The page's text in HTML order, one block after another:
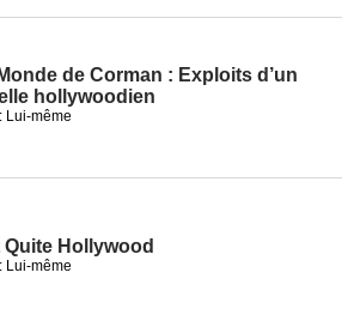
de Corman : Exploits d’un
hollywoodien
Lui-même
Quite Hollywood
Lui-même